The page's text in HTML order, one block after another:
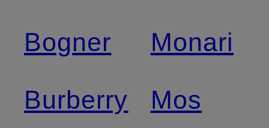
Bogner
Burberry
Monari
Mos